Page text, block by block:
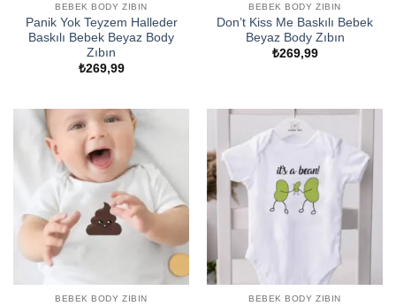
BEBEK BODY ZIBIN
Panik Yok Teyzem Halleder
Baskılı Bebek Beyaz Body
Zıbın
₺269,99
BEBEK BODY ZIBIN
Don’t Kiss Me Baskılı Bebek
Beyaz Body Zıbın
₺269,99
BEBEK BODY ZIBIN BEBEK BODY ZIBIN